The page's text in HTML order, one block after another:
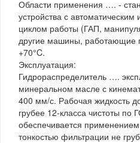
Области применения …. -
устройства с автоматическим
циклом работы (ГАП,
другие машины, работающие
+70°C.
Эксплуатация:
Гидрораспределитель ….
минеральном масле с
400 мм/с. Рабочая жидкость
грубее 12-класса чистоты по
обеспечивается
тонкостью фильтрации не